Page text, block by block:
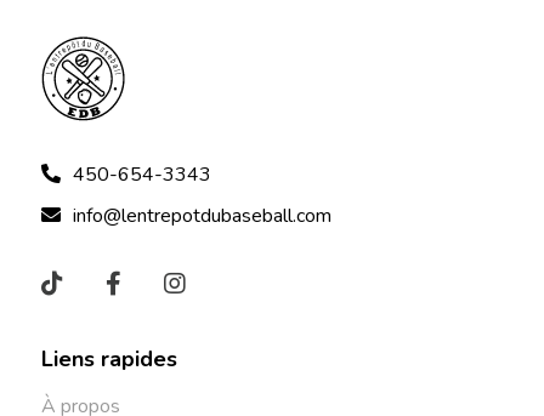
450-654-3343
info@lentrepotdubaseball.com
Liens rapides
À propos